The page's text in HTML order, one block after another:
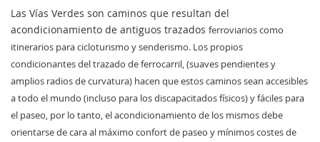
Las Vías Verdes son caminos que resultan del
acondicionamiento de antiguos trazados ferroviarios como
itinerarios para cicloturismo y senderismo. Los propios
condicionantes deltrazado de ferrocarril, (suaves pendientes y
amplios radios de curvatura) hacen que estoscaminos sean accesibles
a todo el mundo (incluso para los discapacitados físicos) y fáciles para
el paseo, por lo tanto, el acondicionamiento de los mismos debe
orientarse de cara al máximo confort de paseo y mínimos costes de